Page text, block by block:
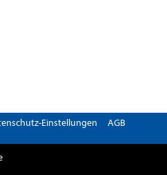
Einstellungen AGB